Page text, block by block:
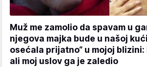
Muž me zamolio da spavam u
njegova majka bude u našoj
osećala prijatno“ u mojoj
ali moj uslov ga je zaledio